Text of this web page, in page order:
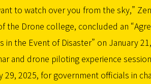
to watch over you from the sky,”
the Drone college, concluded an
in the Event of Disaster” on January
and drone piloting experience
29, 2025, for government officials in